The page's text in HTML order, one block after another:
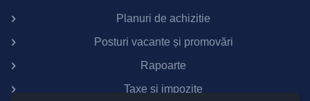
Planuri de achizitie
Posturi vacante și promovări
Rapoarte
Taxe si impozite